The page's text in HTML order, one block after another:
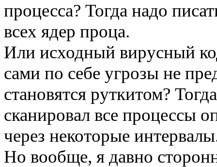
процесса? Тогда надо
всех ядер проца.
Или исходный вирусный
сами по себе угрозы не
становятся руткитом?
сканировал все процессы
через некоторые
Но вообще, я давно